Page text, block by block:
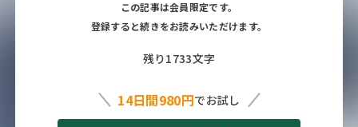
この記事は会員限定です。
登録すると続きをお読みいただけます。
残り1733文字
14日間980円でお試し